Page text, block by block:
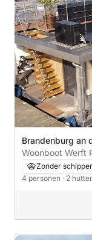
Brandenburg an
Woonboot Werft
Zonder schipper
4 personen · 2